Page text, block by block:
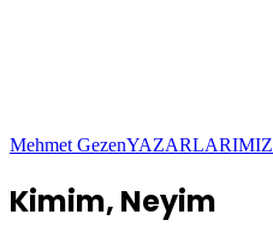
Mehmet GezenYAZARLARIMIZ
Kimim, Neyim